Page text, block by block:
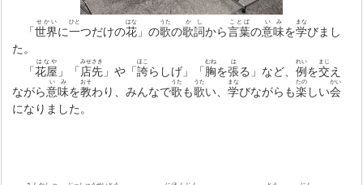
「世界
せかい
に一
ひと
つだけの花
はな
」の歌
うた
の歌詞
かし
から言葉
ことば
の意味
いみ
を学
まな
びまし
た。
「花屋
はなや
」「店先
みせさき
」や「誇
ほこ
らしげ」「胸
むね
を張
は
る」など、例
れい
を交
まじ
え
ながら意味
いみ
を教
おそ
わり、みんなで歌
うた
も歌
うた
い、学
まな
びながらも楽
たの
しい会
かい
になりました。